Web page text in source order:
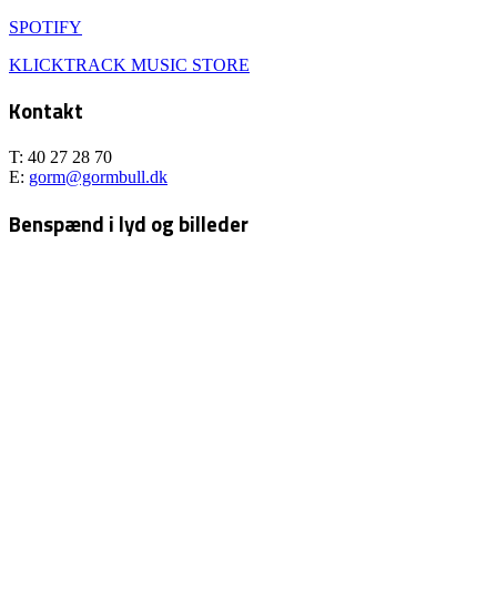
SPOTIFY
KLICKTRACK MUSIC STORE
Kontakt
T: 40 27 28 70
E: gorm@gormbull.dk
Benspænd i lyd og billeder